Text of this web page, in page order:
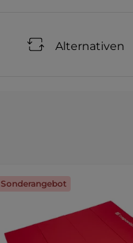
Alternativen
Sonderangebot